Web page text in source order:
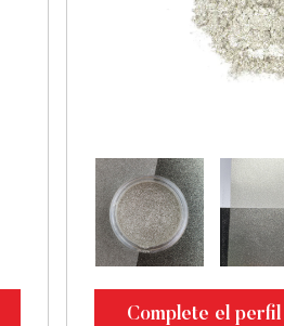
Complete el